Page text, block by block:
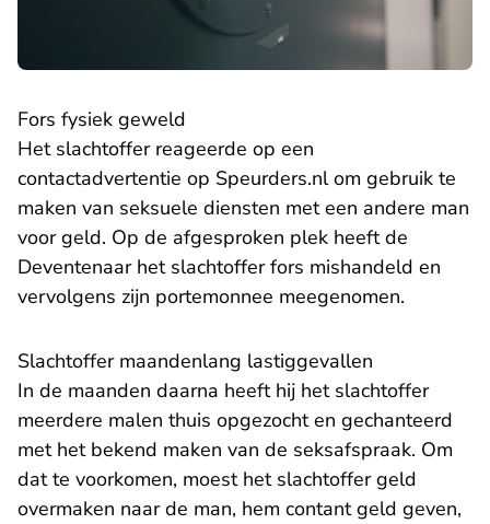
Fors fysiek geweld
Het slachtoffer reageerde op een
contactadvertentie op Speurders.nl om gebruik te
maken van seksuele diensten met een andere man
voor geld. Op de afgesproken plek heeft de
Deventenaar het slachtoffer fors mishandeld en
vervolgens zijn portemonnee meegenomen.
Slachtoffer maandenlang lastiggevallen
In de maanden daarna heeft hij het slachtoffer
meerdere malen thuis opgezocht en gechanteerd
met het bekend maken van de seksafspraak. Om
dat te voorkomen, moest het slachtoffer geld
overmaken naar de man, hem contant geld geven,